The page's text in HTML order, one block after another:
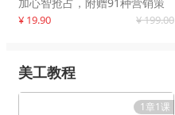
加心智抢占，附赠91种营销策
略模型
¥ 19.90 ¥ 199.00
美工教程
1章1课